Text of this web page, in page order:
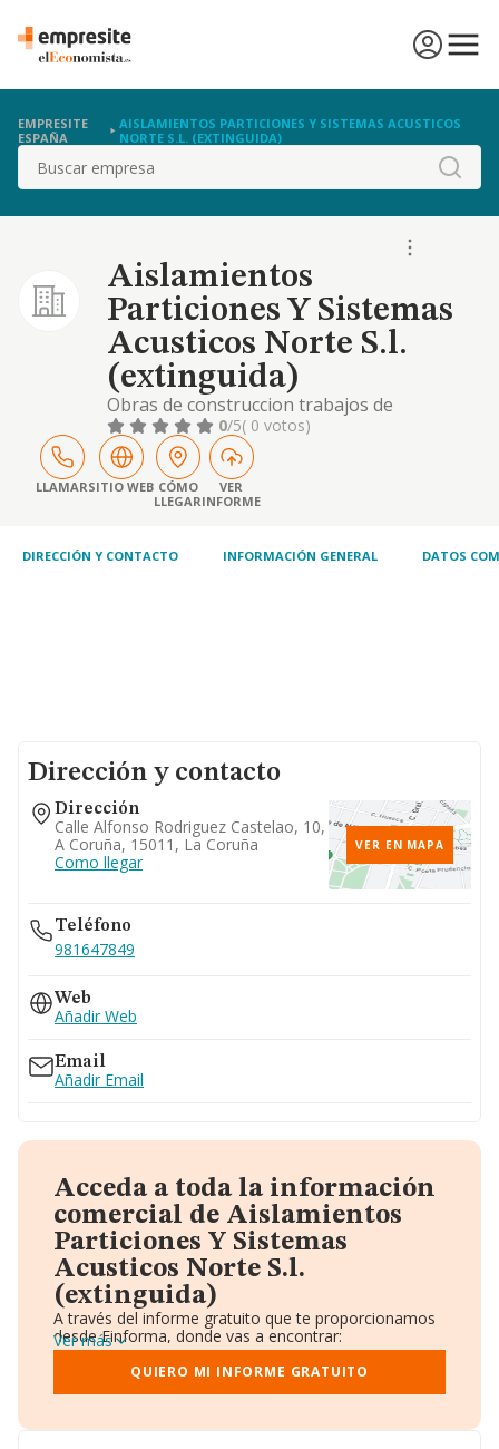
EMPRESITE
ESPAÑA
AISLAMIENTOS PARTICIONES Y SISTEMAS ACUSTICOS
NORTE S.L. (EXTINGUIDA)
Buscar
Aislamientos
Particiones Y Sistemas
Acusticos Norte S.l.
(extinguida)
Obras de construccion trabajos de
aislamientos acusticos asi como el estudio
de inversiones mobiliarias e inmobiliarias.
0/5( 0 votos)
LLAMARSITIO WEB CÓMO
LLEGAR
VER
INFORME
DIRECCIÓN Y CONTACTO INFORMACIÓN GENERAL DATOS
Dirección y contacto
Dirección
Calle Alfonso Rodriguez Castelao, 10,
A Coruña, 15011, La Coruña
Como llegar
VER EN MAPA
Teléfono
981647849
Web
Añadir Web
Email
Añadir Email
Acceda a toda la información
comercial de Aislamientos
Particiones Y Sistemas
Acusticos Norte S.l.
(extinguida)
A través del informe gratuito que te proporcionamos
desde Einforma, donde vas a encontrar:
Datos identificativos: Denominación, CIF,
Teléfono, Domicilio.
Informe Mercantil Completo (BORME).
Ver más
QUIERO MI INFORME GRATUITO